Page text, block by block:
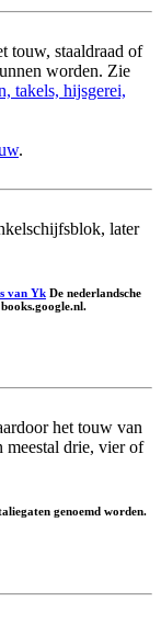
touw, staaldraad of
worden. Zie
takels, hijsgerei,
.
later
van Yk De nederlandsche
het touw van
meestal drie, vier of
genoemd worden.